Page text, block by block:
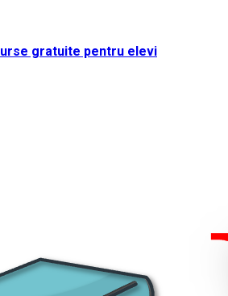
gratuite pentru elevi